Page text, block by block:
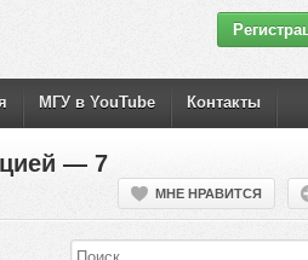
МГУ в YouTube Контакты
— 7
МНЕ НРАВИТСЯ